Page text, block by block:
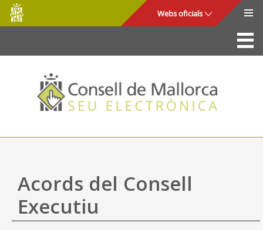
Salta al contingut principal
Consell
de
Mallorca
Webs oficials
La Seu
Consell de Mallorca
Accés i seguretat
Utilitats
Ajuda
Acords del Consell
Executiu